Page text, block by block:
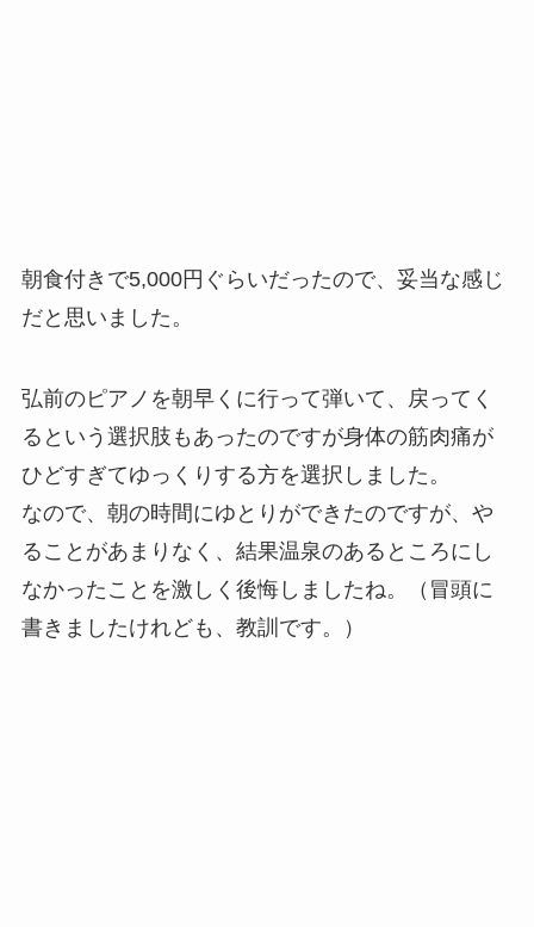
朝食付きで5,000円ぐらいだったので、妥当な感じ
だと思いました。
弘前のピアノを朝早くに行って弾いて、戻ってく
るという選択肢もあったのですが身体の筋肉痛が
ひどすぎてゆっくりする方を選択しました。
なので、朝の時間にゆとりができたのですが、や
ることがあまりなく、結果温泉のあるところにし
なかったことを激しく後悔しましたね。（冒頭に
書きましたけれども、教訓です。）